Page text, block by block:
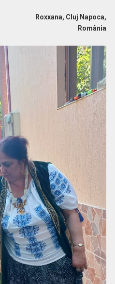
Roxxana, Cluj Napoca,
România